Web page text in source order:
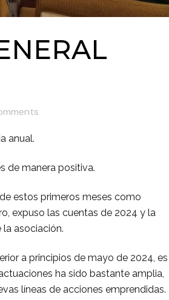
anual.
de manera positiva.
estos primeros meses como
expuso las cuentas de 2024 y la
asociación.
a principios de mayo de 2024, es
ha sido bastante amplia,
líneas de acciones emprendidas.